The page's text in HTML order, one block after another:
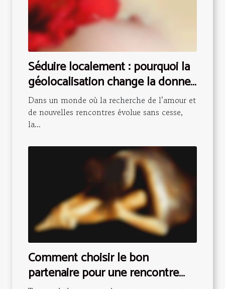
Séduire localement : pourquoi la
géolocalisation change la donne
pour les rencontres
Dans un monde où la recherche de l’amour et
de nouvelles rencontres évolue sans cesse,
la...
Comment choisir le bon
partenaire pour une rencontre